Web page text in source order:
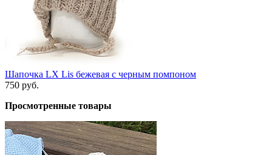
Шапочка LX Lis бежевая с черным помпоном
750 руб.
Просмотренные товары